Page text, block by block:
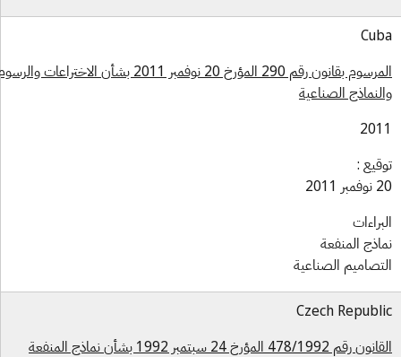
المرسوم بقانون رقم 290 المؤرخ 20 نوفمبر 2011 بشأن الاختراعات والرسوم
الصناعية
:
المنفعة
الصناعية
Czech
القانون رقم 478/1992 المؤرخ 24 سبتمبر 1992 بشأن نماذج المنفعة